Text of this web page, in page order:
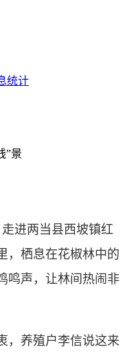
统计
”景
进两当县西坡镇红
，栖息在花椒林中的
鸣声，让林间热闹非
养殖户李信说这来